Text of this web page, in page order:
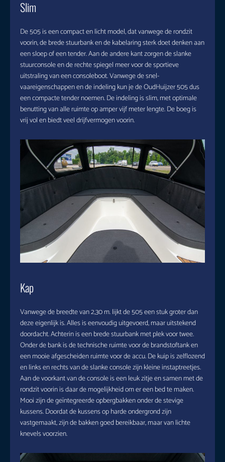
Slim
De 505 is een compact en licht model, dat vanwege de rondzit
voorin, de brede stuurbank en de kabelaring sterk doet denken aan
een sloep of een tender. Aan de andere kant zorgen de slanke
stuurconsole en de rechte spiegel meer voor de sportieve
uitstraling van een consoleboot. Vanwege de snel-
vaareigenschappen en de indeling kun je de OudHuijzer 505 dus
een compacte tender noemen. De indeling is slim, met optimale
benutting van alle ruimte op amper vijf meter lengte. De boeg is
vrij vol en biedt veel drijfvermogen voorin.
Kap
Vanwege de breedte van 2,30 m. lijkt de 505 een stuk groter dan
deze eigenlijk is. Alles is eenvoudig uitgevoerd, maar uitstekend
doordacht. Achterin is een brede stuurbank met plek voor twee.
Onder de bank is de technische ruimte voor de brandstoftank en
een mooie afgescheiden ruimte voor de accu. De kuip is zelflozend
en links en rechts van de slanke console zijn kleine instaptreetjes.
Aan de voorkant van de console is een leuk zitje en samen met de
rondzit voorin is daar de mogelijkheid om er een bed te maken.
Mooi zijn de geïntegreerde opbergbakken onder de stevige
kussens. Doordat de kussens op harde ondergrond zijn
vastgemaakt, zijn de bakken goed bereikbaar, maar van lichte
knevels voorzien.